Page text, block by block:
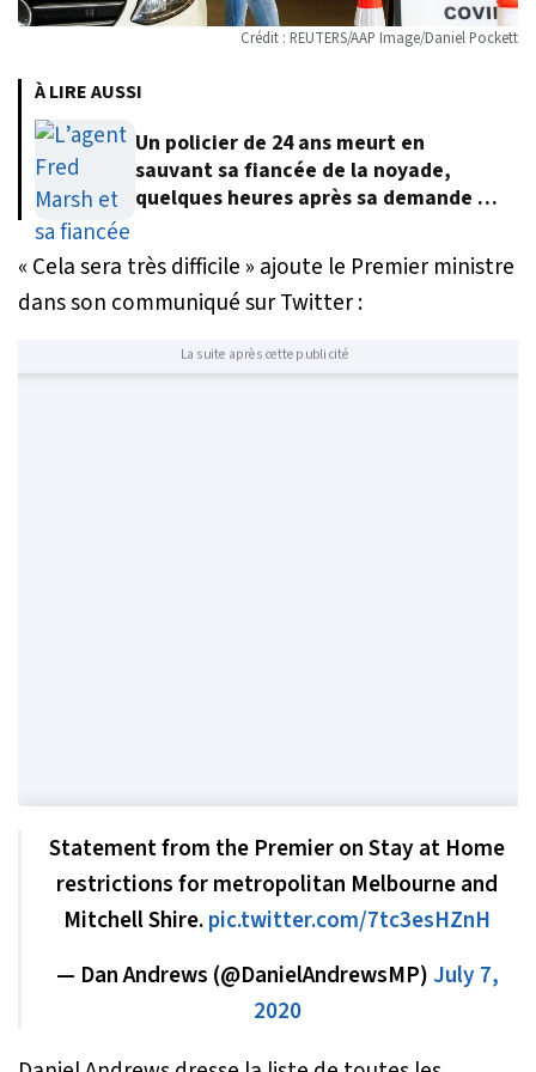
Crédit : REUTERS/AAP Image/Daniel Pockett
À LIRE AUSSI
Un policier de 24 ans meurt en
sauvant sa fiancée de la noyade,
quelques heures après sa demande en
« Cela sera très difficile » ajoute le Premier ministre
dans son communiqué sur Twitter :
La suite après cette publicité
Statement from the Premier on Stay at Home
restrictions for metropolitan Melbourne and
Mitchell Shire.pic.twitter.com/7tc3esHZnH
— Dan Andrews (@DanielAndrewsMP) July 7,
2020